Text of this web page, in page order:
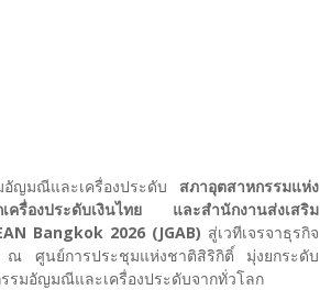
ญมณีและเครื่องประดับ สภาอุตสาหกรรมแห่ง
ครื่องประดับเงินไทย และสำนักงานส่งเสริม
Bangkok 2026 (JGAB) สู่เวทีเจรจาธุรกิจ
ศูนย์การประชุมแห่งชาติสิริกิติ์ มุ่งยกระดับ
รมอัญมณีและเครื่องประดับจากทั่วโลก